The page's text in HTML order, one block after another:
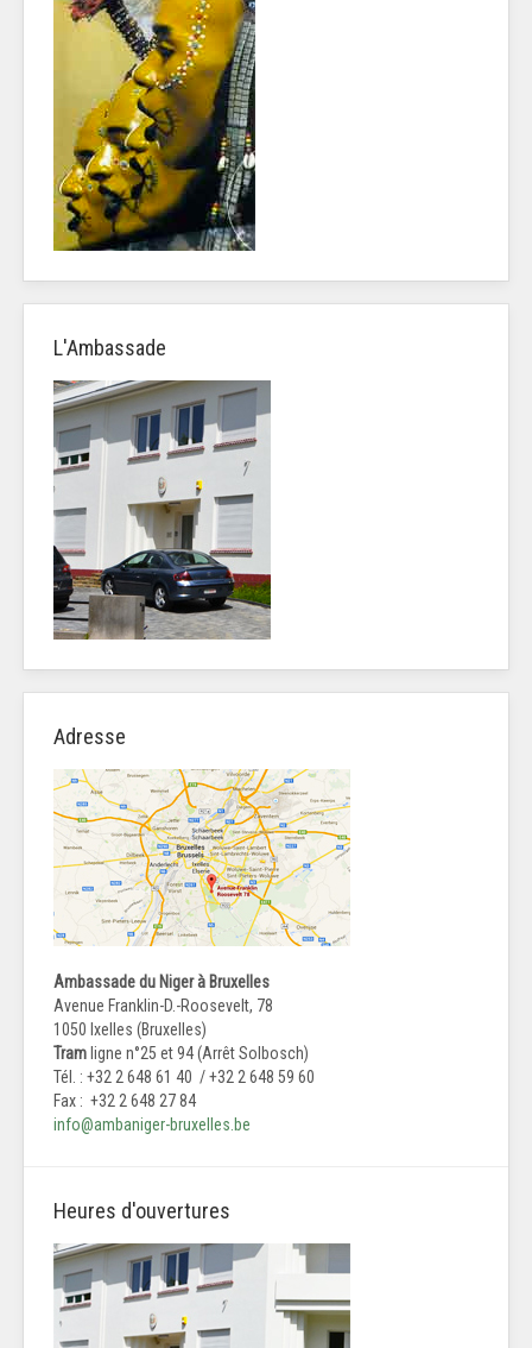
L'Ambassade
Adresse
Ambassade du Niger à Bruxelles
Avenue Franklin-D.-Roosevelt, 78
1050 Ixelles (Bruxelles)
Tram ligne n°25 et 94 (Arrêt Solbosch)
Tél. : +32 2 648 61 40 / +32 2 648 59 60
Fax : +32 2 648 27 84
info@ambaniger-bruxelles.be
Heures d'ouvertures